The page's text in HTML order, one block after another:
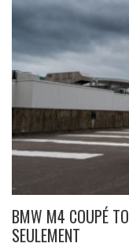
BMW M4 COUPÉ
SEULEMENT